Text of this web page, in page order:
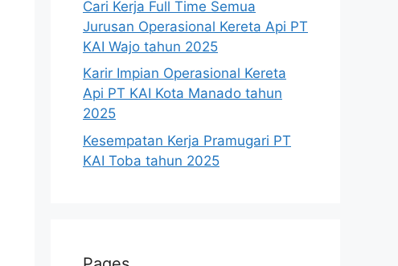
Cari Kerja Full Time Semua
Jurusan Operasional Kereta Api PT
KAI Wajo tahun 2025
Karir Impian Operasional Kereta
Api PT KAI Kota Manado tahun
2025
Kesempatan Kerja Pramugari PT
KAI Toba tahun 2025